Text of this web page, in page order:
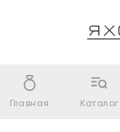
Главная Каталог